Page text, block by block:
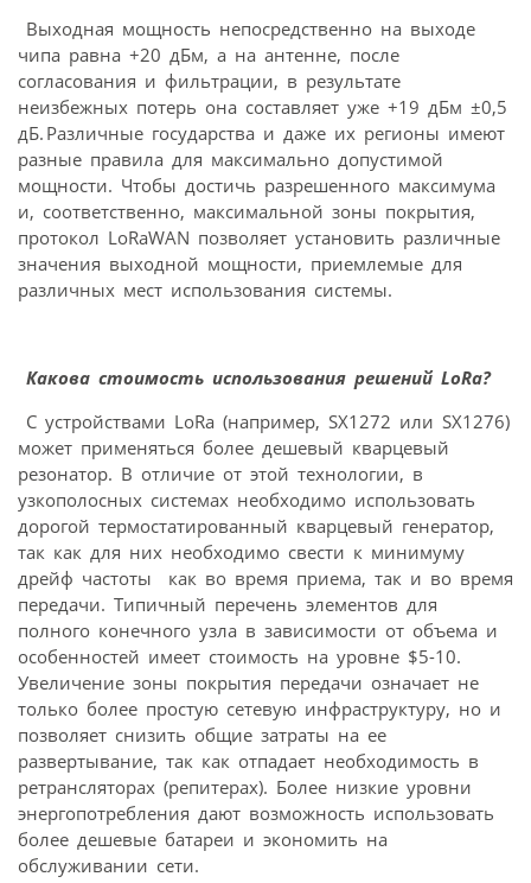
Выходная мощность непосредственно на выходе
чипа равна +20 дБм, а на антенне, после
согласования и фильтрации, в результате
неизбежных потерь она составляет уже +19 дБм ±0,5
дБ. Различные государства и даже их регионы имеют
разные правила для максимально допустимой
мощности. Чтобы достичь разрешенного максимума
и, соответственно, максимальной зоны покрытия,
протокол LoRaWAN позволяет установить различные
значения выходной мощности, приемлемые для
различных мест использования системы.
Какова стоимость использования решений LoRa?
С устройствами LoRa (например, SX1272 или SX1276)
может применяться более дешевый кварцевый
резонатор. В отличие от этой технологии, в
узкополосных системах необходимо использовать
дорогой термостатированный кварцевый генератор,
так как для них необходимо свести к минимуму
дрейф частоты как во время приема, так и во время
передачи. Типичный перечень элементов для
полного конечного узла в зависимости от объема и
особенностей имеет стоимость на уровне $5-10.
Увеличение зоны покрытия передачи означает не
только более простую сетевую инфраструктуру, но и
позволяет снизить общие затраты на ее
развертывание, так как отпадает необходимость в
ретрансляторах (репитерах). Более низкие уровни
энергопотребления дают возможность использовать
более дешевые батареи и экономить на
обслуживании сети.